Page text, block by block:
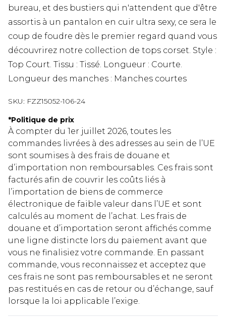
bureau, et des bustiers qui n'attendent que d'être
assortis à un pantalon en cuir ultra sexy, ce sera le
coup de foudre dès le premier regard quand vous
découvrirez notre collection de tops corset. Style :
Top Court. Tissu : Tissé. Longueur : Courte.
Longueur des manches : Manches courtes
SKU: FZZ15052-106-24
*Politique de prix
À compter du 1er juillet 2026, toutes les
commandes livrées à des adresses au sein de l’UE
sont soumises à des frais de douane et
d’importation non remboursables. Ces frais sont
facturés afin de couvrir les coûts liés à
l’importation de biens de commerce
électronique de faible valeur dans l’UE et sont
calculés au moment de l’achat. Les frais de
douane et d’importation seront affichés comme
une ligne distincte lors du paiement avant que
vous ne finalisiez votre commande. En passant
commande, vous reconnaissez et acceptez que
ces frais ne sont pas remboursables et ne seront
pas restitués en cas de retour ou d’échange, sauf
lorsque la loi applicable l’exige.